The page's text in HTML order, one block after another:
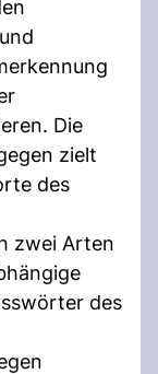
Die
zielt
des
zwei Arten
des